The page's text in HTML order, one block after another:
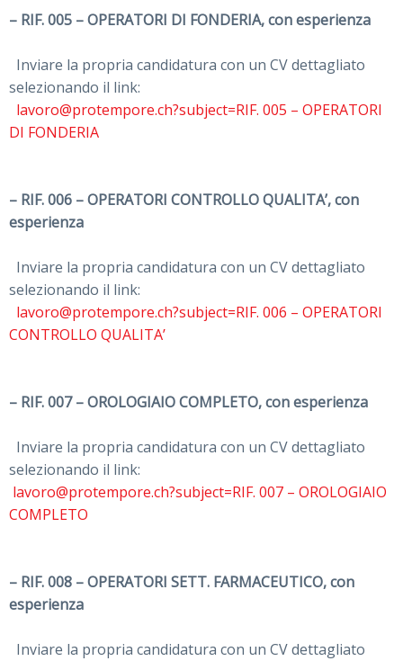
– RIF. 005 – OPERATORI DI FONDERIA, con esperienza
Inviare la propria candidatura con un CV dettagliato
selezionando il link:
lavoro@protempore.ch?subject=RIF. 005 – OPERATORI
DI FONDERIA
– RIF. 006 – OPERATORI CONTROLLO QUALITA’, con
esperienza
Inviare la propria candidatura con un CV dettagliato
selezionando il link:
lavoro@protempore.ch?subject=RIF. 006 – OPERATORI
CONTROLLO QUALITA’
– RIF. 007 – OROLOGIAIO COMPLETO, con esperienza
Inviare la propria candidatura con un CV dettagliato
selezionando il link:
lavoro@protempore.ch?subject=RIF. 007 – OROLOGIAIO
COMPLETO
– RIF. 008 – OPERATORI SETT. FARMACEUTICO, con
esperienza
Inviare la propria candidatura con un CV dettagliato